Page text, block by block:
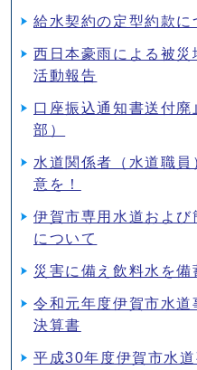
給水契約の定型約款に
西日本豪雨による被
活動報告
口座振込通知書送付
部）
水道関係者（水道職
意を！
伊賀市専用水道およ
について
災害に備え飲料水を備
令和元年度伊賀市水
決算書
平成30年度伊賀市水